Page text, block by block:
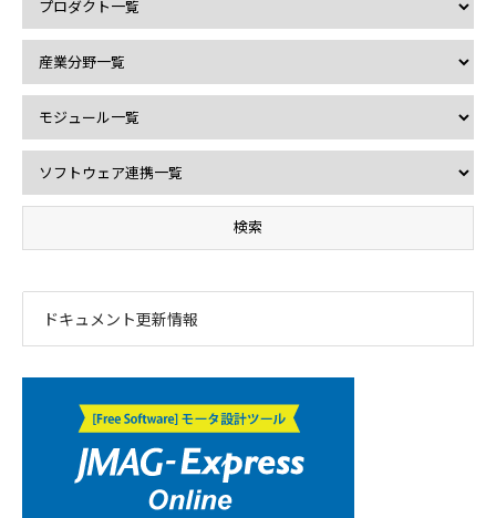
ドキュメント更新情報